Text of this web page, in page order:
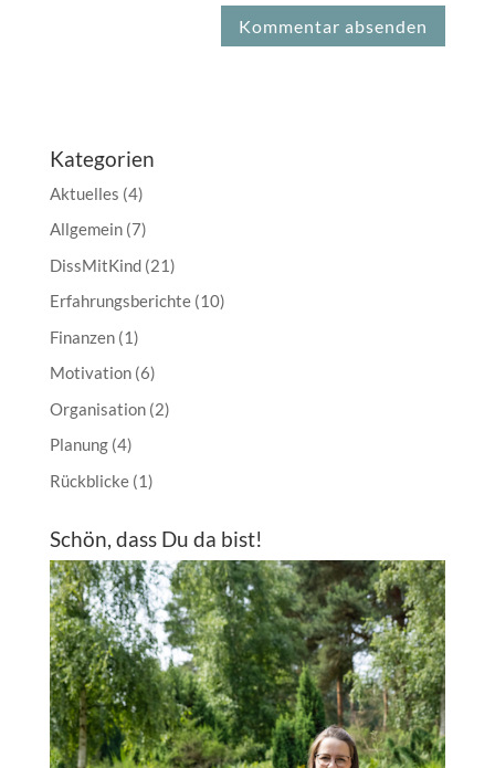
Kategorien
Aktuelles (4)
Allgemein(7)
DissMitKind(21)
Erfahrungsberichte(10)
Finanzen(1)
Motivation(6)
Organisation(2)
Planung(4)
Rückblicke(1)
Schön, dass Du da bist!